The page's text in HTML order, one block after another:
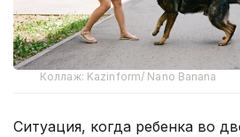
Коллаж: Kazinform/ Nano Banana
Ситуация, когда ребенка во